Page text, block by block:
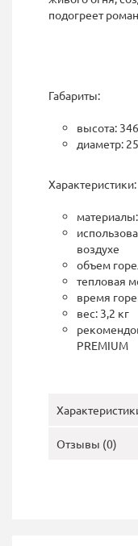
подогреет
Габариты:
высота:
диаметр:
Характеристики:
воздухе
объем
тепловая
время
вес: 3,2 кг
PREMIUM
Отзывы (0)